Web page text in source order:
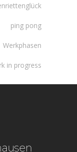
ping pong
Werkphasen
in progress